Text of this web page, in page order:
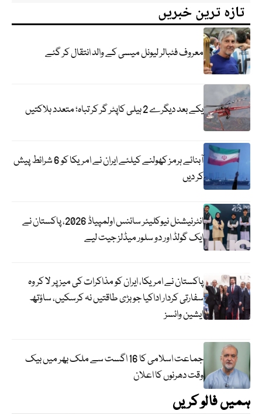
تازہ ترین خبریں
معروف فٹبالر لیونل میسی کے والد انتقال کر گئے
یکے بعد دیگرے 2 ہیلی کاپٹر گر کر تباہ؛ متعدد ہلاکتیں
آبنائے ہرمز کھولنے کیلئے ایران نے امریکا کو 6 شرائط پیش
کر دیں
انٹرنیشنل نیوکلیئر سائنس اولمپیاڈ 2026، پاکستان نے
ایک گولڈ اور دو سلور میڈلز جیت لیے
پاکستان نے امریکا، ایران کو مذاکرات کی میز پر لا کر وہ
سفارتی کردار اداکیا جو بڑی طاقتیں نہ کرسکیں، ساؤتھ
ایشین وائسز
جماعت اسلامی کا 16 اگست سے ملک بھر میں بیک
وقت دھرنوں کا اعلان
ہمیں فالو کریں